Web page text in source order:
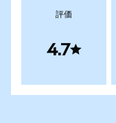
評価
4.7